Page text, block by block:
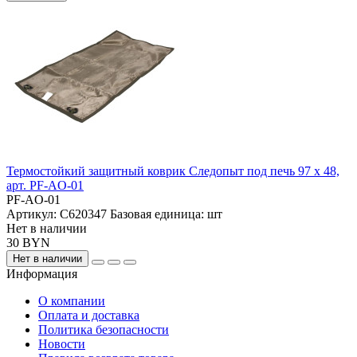
Термостойкий защитный коврик Следопыт под печь 97 х 48,
арт. PF-AO-01
PF-AO-01
Артикул: С620347 Базовая единица: шт
Нет в наличии
30 BYN
Нет в наличии
Информация
О компании
Оплата и доставка
Политика безопасности
Новости